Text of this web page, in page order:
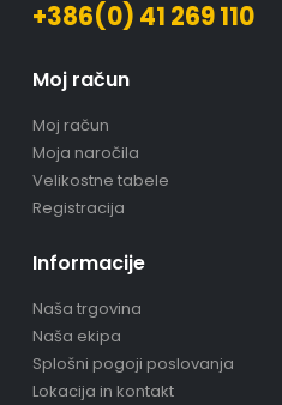
+386(0) 41 269 110
Moj račun
Moj račun
Moja naročila
Velikostne tabele
Registracija
Informacije
Naša trgovina
Naša ekipa
Splošni pogoji poslovanja
Lokacija in kontakt